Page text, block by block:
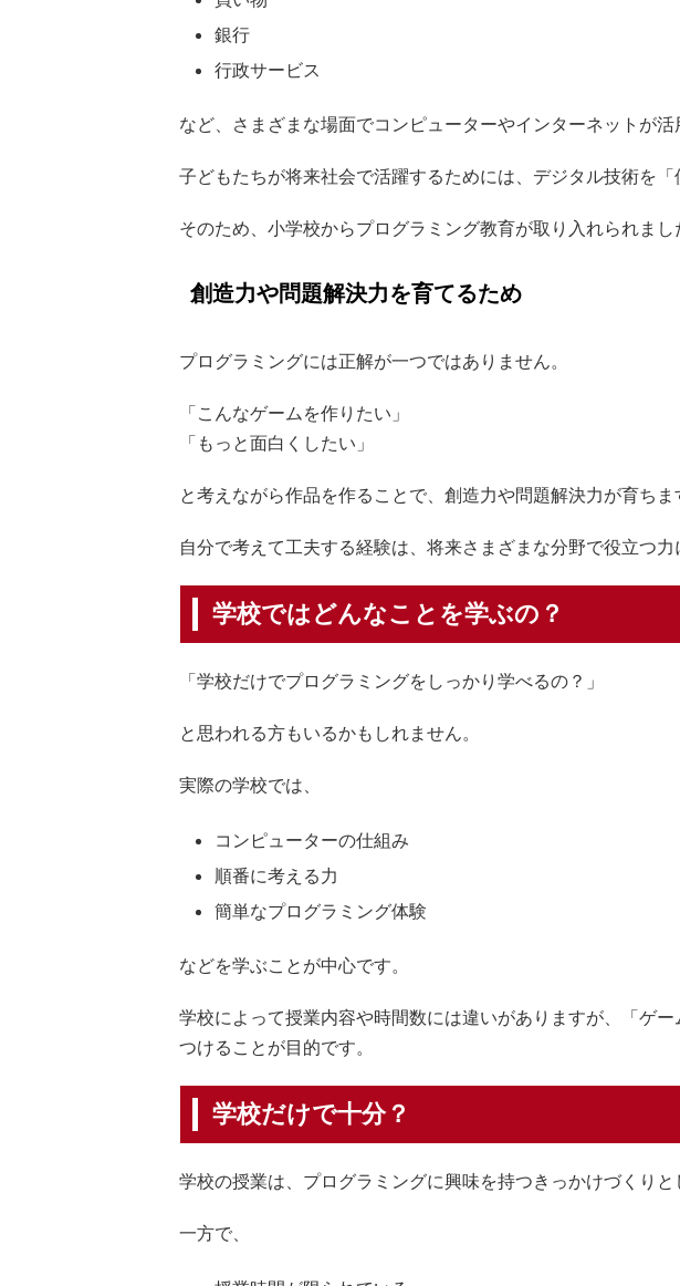
銀行
行政サービス
など、さまざまな場面でコンピューターやインターネットが活
子どもたちが将来社会で活躍するためには、デジタル技術を
そのため、小学校からプログラミング教育が取り入れられまし
創造力や問題解決力を育てるため
プログラミングには正解が一つではありません。
「こんなゲームを作りたい」
「もっと面白くしたい」
と考えながら作品を作ることで、創造力や問題解決力が育ちま
自分で考えて工夫する経験は、将来さまざまな分野で役立つ力
学校ではどんなことを学ぶの？
「学校だけでプログラミングをしっかり学べるの？」
と思われる方もいるかもしれません。
実際の学校では、
コンピューターの仕組み
順番に考える力
簡単なプログラミング体験
などを学ぶことが中心です。
学校によって授業内容や時間数には違いがありますが、「ゲ
つけることが目的です。
学校だけで十分？
学校の授業は、プログラミングに興味を持つきっかけづくりと
一方で、